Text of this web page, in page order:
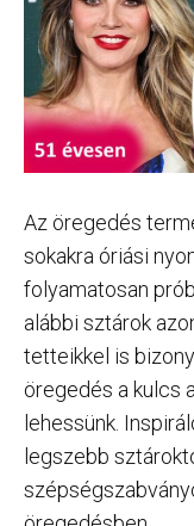
Az öregedés
sokakra óriási
folyamatosan
alábbi sztárok
tetteikkel is
öregedés a kulcs
lehessünk.
legszebb